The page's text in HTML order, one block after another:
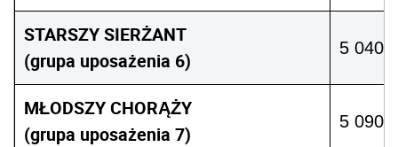
STARSZY SIERŻANT
(grupa uposażenia 6)
5 040
MŁODSZY CHORĄŻY
(grupa uposażenia 7)
5 090